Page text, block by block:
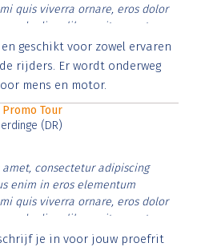
quis viverra ornare, eros dolor
diam libero vitae erat.
justo cursus id rutrum lorem
vitae risus tristique posuere.
geschikt voor zowel ervaren
rijders. Er wordt onderweg
mens en motor.
Promo Tour
(DR)
consectetur adipiscing
enim in eros elementum
quis viverra ornare, eros dolor
diam libero vitae erat.
justo cursus id rutrum lorem
je in voor jouw proefrit